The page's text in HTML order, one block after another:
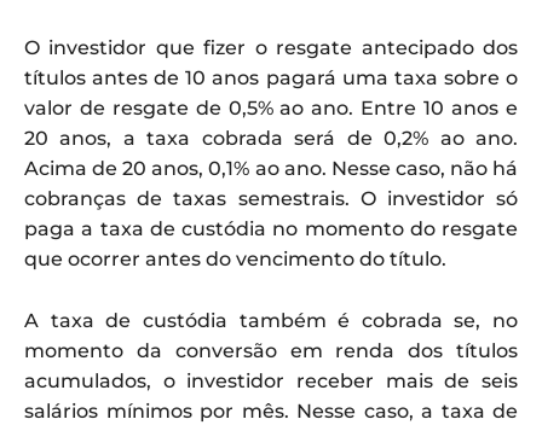
O investidor que fizer o resgate antecipado dos
títulos antes de 10 anos pagará uma taxa sobre o
valor de resgate de 0,5% ao ano. Entre 10 anos e
20 anos, a taxa cobrada será de 0,2% ao ano.
Acima de 20 anos, 0,1% ao ano. Nesse caso, não há
cobranças de taxas semestrais. O investidor só
paga a taxa de custódia no momento do resgate
que ocorrer antes do vencimento do título.
A taxa de custódia também é cobrada se, no
momento da conversão em renda dos títulos
acumulados, o investidor receber mais de seis
salários mínimos por mês. Nesse caso, a taxa de